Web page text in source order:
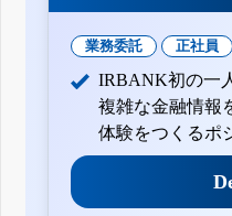
業務委託 正社員
IRBANK初の一
複雑な金融情報
体験をつくるポ